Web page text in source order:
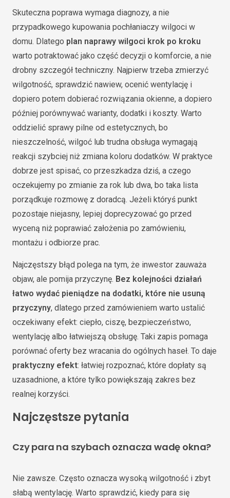
Skuteczna poprawa wymaga diagnozy, a nie
przypadkowego kupowania pochłaniaczy wilgoci w
domu. Dlatego plan naprawy wilgoci krok po kroku
warto potraktować jako część decyzji o komforcie, a nie
drobny szczegół techniczny. Najpierw trzeba zmierzyć
wilgotność, sprawdzić nawiew, ocenić wentylację i
dopiero potem dobierać rozwiązania okienne, a dopiero
później porównywać warianty, dodatki i koszty. Warto
oddzielić sprawy pilne od estetycznych, bo
nieszczelność, wilgoć lub trudna obsługa wymagają
reakcji szybciej niż zmiana koloru dodatków. W praktyce
dobrze jest spisać, co przeszkadza dziś, a czego
oczekujemy po zmianie za rok lub dwa, bo taka lista
porządkuje rozmowę z doradcą. Jeżeli któryś punkt
pozostaje niejasny, lepiej doprecyzować go przed
wyceną niż poprawiać założenia po zamówieniu,
montażu i odbiorze prac.
Najczęstszy błąd polega na tym, że inwestor zauważa
objaw, ale pomija przyczynę. Bez kolejności działań
łatwo wydać pieniądze na dodatki, które nie usuną
przyczyny, dlatego przed zamówieniem warto ustalić
oczekiwany efekt: ciepło, ciszę, bezpieczeństwo,
wentylację albo łatwiejszą obsługę. Taki zapis pomaga
porównać oferty bez wracania do ogólnych haseł. To daje
praktyczny efekt: łatwiej rozpoznać, które dopłaty są
uzasadnione, a które tylko powiększają zakres bez
realnej korzyści.
Najczęstsze pytania
Czy para na szybach oznacza wadę okna?
Nie zawsze. Często oznacza wysoką wilgotność i zbyt
słabą wentylację. Warto sprawdzić, kiedy para się